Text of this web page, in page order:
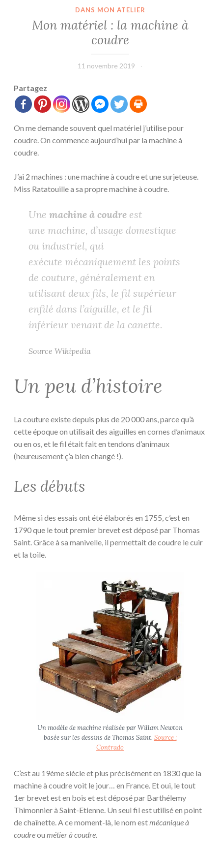
DANS MON ATELIER
Mon matériel : la machine à
coudre
11 novembre 2019
Partagez
On me demande souvent quel matériel j’utilise pour
coudre. On commence aujourd’hui par la machine à
coudre.
J’ai 2 machines : une machine à coudre et une surjeteuse.
Miss Ratatouille a sa propre machine à coudre.
Une machine à coudre est
une machine, d’usage domestique
ou industriel, qui
exécute mécaniquement les points
de couture, généralement en
utilisant deux fils, le fil supérieur
enfilé dans l’aiguille, et le fil
inférieur venant de la canette.
Source Wikipedia
Un peu d’histoire
La couture existe depuis plus de 20 000 ans, parce qu’à
cette époque on utilisait des aiguilles en cornes d’animaux
ou en os, et le fil était fait en tendons d’animaux
(heureusement ç’a bien changé !).
Les débuts
Même si des essais ont été élaborés en 1755, c’est en
1790 que le tout premier brevet est déposé par Thomas
Saint. Grâce à sa manivelle, il permettait de coudre le cuir
et la toile.
Un modèle de machine réalisée par Willam Newton
basée sur les dessins de Thomas Saint. Source :
Contrado
C’est au 19ème siècle et plus précisément en 1830 que la
machine à coudre voit le jour… en France. Et oui, le tout
1er brevet est en bois et est déposé par Barthélemy
Thimonnier à Saint-Etienne. Un seul fil est utilisé en point
de chaînette. A ce moment-là, le nom estmécanique à
coudreou métier à coudre.